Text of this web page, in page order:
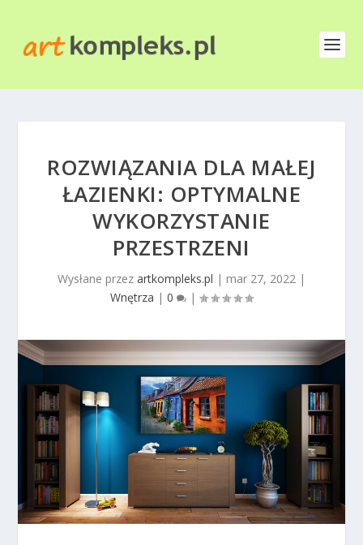
ROZWIĄZANIA DLA MAŁEJ
ŁAZIENKI: OPTYMALNE
WYKORZYSTANIE
PRZESTRZENI
Wysłane przez artkompleks.pl | mar 27, 2022 |
Wnętrza | 0 |